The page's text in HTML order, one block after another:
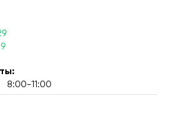
8:00-11:00